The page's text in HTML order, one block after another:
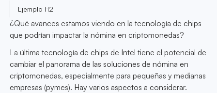
Ejemplo H2
¿Qué avances estamos viendo en la tecnología de chips
que podrían impactar la nómina en criptomonedas?
La última tecnología de chips de Intel tiene el potencial de
cambiar el panorama de las soluciones de nómina en
criptomonedas, especialmente para pequeñas y medianas
empresas (pymes). Hay varios aspectos a considerar.